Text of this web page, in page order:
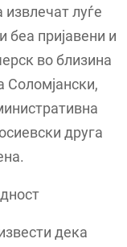
луѓе
беа пријавени и
во близина
Соломјански,
друга
дека